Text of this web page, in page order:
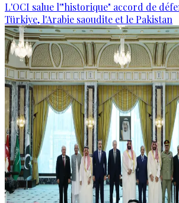
L'OCI salue l'"historique" accord de
Türkiye, l'Arabie saoudite et le Pakistan